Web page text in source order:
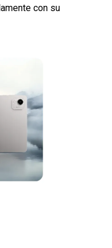
con su